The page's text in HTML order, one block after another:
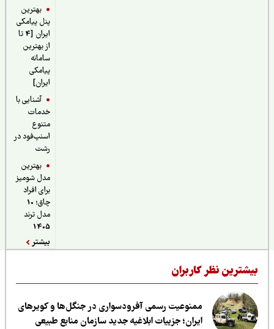
بهترین
پنل پیامکی
ایران [4 تا
از بهترین
سامانه
پیامکی
آشنایی با
خدمات
اسنپ‌فود در
بهترین
مدل شومیز
برای افراد
چاق؛ 10
مدل ترند
نظر کاربران
ممنوعیت رسمی آفرودسواری در جنگل‌ها و کویرهای
ایران؛ جزییات ابلاغیه جدید سازمان منابع طبیعی